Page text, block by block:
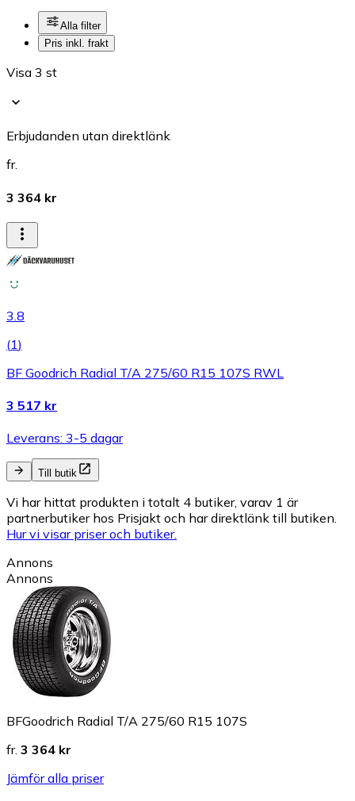
Alla filter
Pris inkl. frakt
Visa 3 st
Erbjudanden utan direktlänk
fr.
3 364 kr
3.8
(1)
BF Goodrich Radial T/A 275/60 R15 107S RWL
3 517 kr
Leverans: 3-5 dagar
Till butik
Vi har hittat produkten i totalt 4 butiker, varav 1 är
partnerbutiker hos Prisjakt och har direktlänk till butiken.
Hur vi visar priser och butiker.
Annons
Annons
BFGoodrich Radial T/A 275/60 R15 107S
fr. 3 364 kr
Jämför alla priser